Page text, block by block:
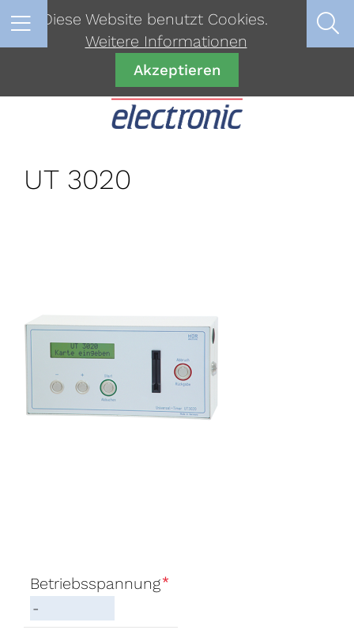
UT 3020
Betriebsspannung*
Diese Website benutzt Cookies.
Weitere Informationen
Akzeptieren